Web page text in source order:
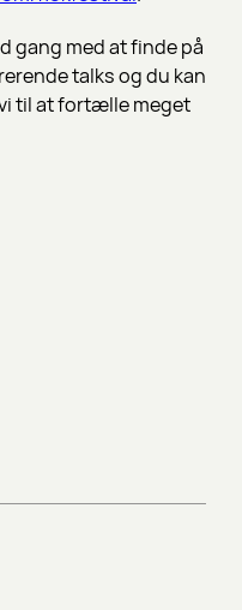
gang med at finde på
talks og du kan
til at fortælle meget